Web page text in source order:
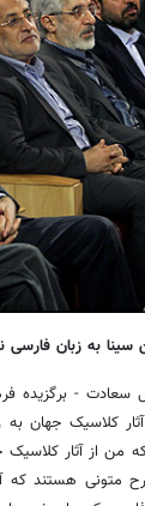
سینا به زبان فارسی
سعادت - برگزیده
آثار کلاسیک جهان
از آثار کلاسیک
متونی هستند که
۱۷ مرداد ۱۴۰۵